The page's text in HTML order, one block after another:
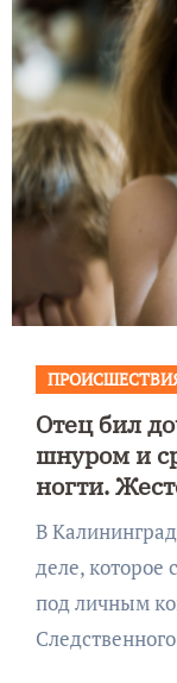
Отец бил
шнуром и
ногти.
В Калининградской области поставлена точка в
деле, которое
под личным